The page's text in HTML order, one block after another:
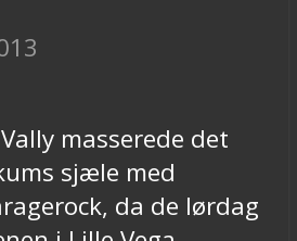
masserede det
sjæle med
da de lørdag